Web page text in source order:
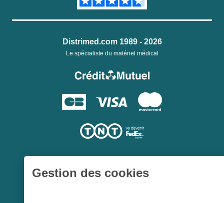
Distrimed.com 1989 - 2026
Le spécialiste du matériel médical
Gestion des cookies